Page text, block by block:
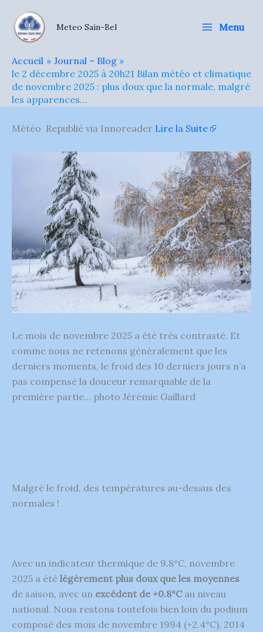
contenu
Meteo Sain-Bel Menu
Accueil
Journal – Blog
le 2 décembre 2025 à 20h21 Bilan météo et climatique
de novembre 2025 : plus doux que la normale, malgré
les apparences…
Météo Republié via Innoreader Lire la Suite
Le mois de novembre 2025 a été très contrasté. Et
comme nous ne retenons généralement que les
derniers moments, le froid des 10 derniers jours n’a
pas compensé la douceur remarquable de la
première partie… photo Jérémie Gaillard
Malgré le froid, des températures au-dessus des
normales !
Avec un indicateur thermique de 9.8°C, novembre
2025 a été légèrement plus doux que les moyennes
de saison, avec un excédent de +0.8°Cau niveau
national. Nous restons toutefois bien loin du podium
composé des mois de novembre 1994 (+2.4°C), 2014